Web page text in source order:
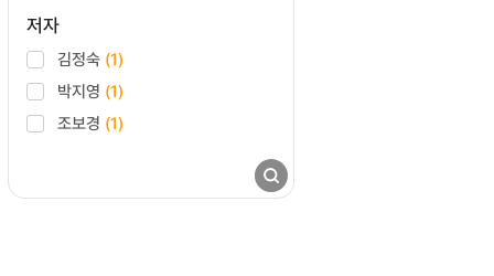
저자
김정숙 (1)
박지영 (1)
조보경 (1)